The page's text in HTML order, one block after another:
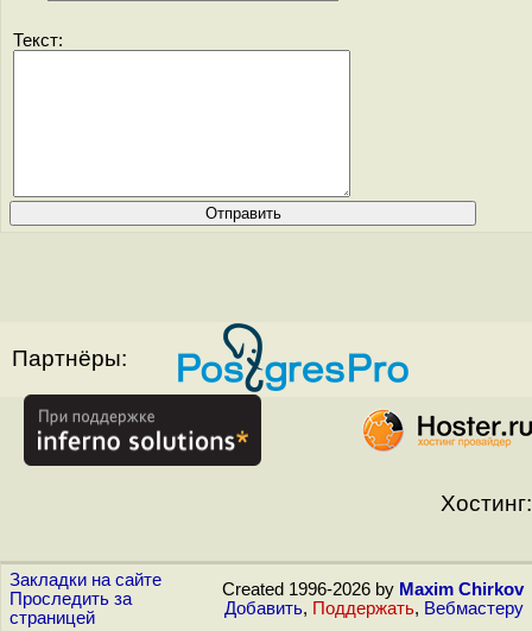
Текст:
Партнёры:
Хостинг:
Закладки на сайте
Проследить за
страницей
Created 1996-2026 by Maxim Chirkov
Добавить, Поддержать, Вебмастеру